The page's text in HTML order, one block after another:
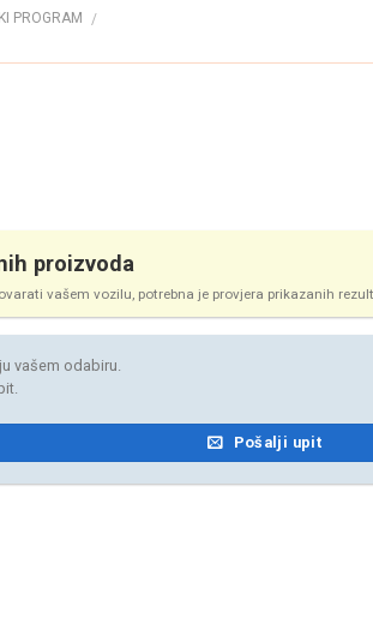
PROGRAM /
proizvoda
vašem vozilu, potrebna je provjera prikazanih
vašem odabiru.
Pošalji upit